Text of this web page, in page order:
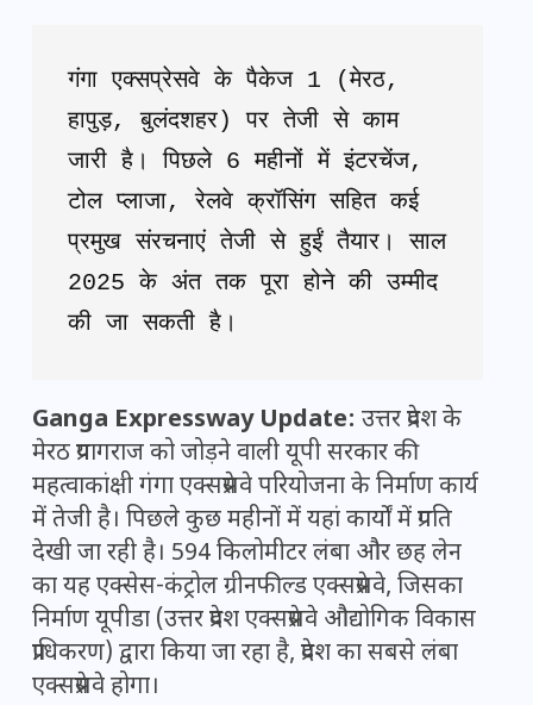
गंगा एक्सप्रेसवे के पैकेज 1 (मेरठ,
हापुड़, बुलंदशहर) पर तेजी से काम
जारी है। पिछले 6 महीनों में इंटरचेंज,
टोल प्लाजा, रेलवे क्रॉसिंग सहित कई
प्रमुख संरचनाएं तेजी से हुईं तैयार। साल
2025 के अंत तक पूरा होने की उम्मीद
की जा सकती है।
Ganga Expressway Update: उत्तर प्रदेश के
मेरठ प्रयागराज को जोड़ने वाली यूपी सरकार की
महत्वाकांक्षी गंगा एक्सप्रेसवे परियोजना के निर्माण कार्य
में तेजी है। पिछले कुछ महीनों में यहां कार्यों में प्रगति
देखी जा रही है। 594 किलोमीटर लंबा और छह लेन
का यह एक्सेस-कंट्रोल ग्रीनफील्ड एक्सप्रेसवे, जिसका
निर्माण यूपीडा (उत्तर प्रदेश एक्सप्रेसवे औद्योगिक विकास
प्राधिकरण) द्वारा किया जा रहा है, प्रदेश का सबसे लंबा
एक्सप्रेसवे होगा।